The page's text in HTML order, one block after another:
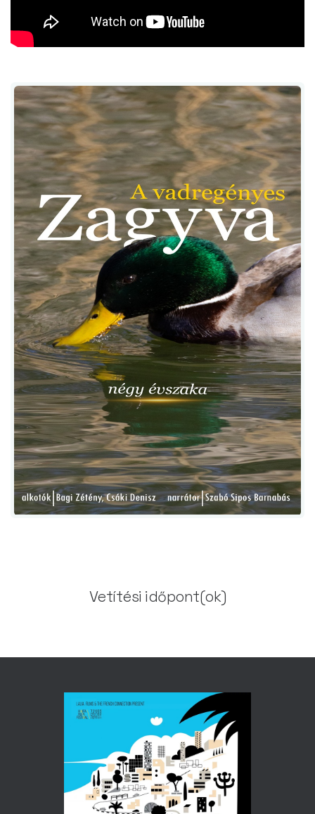
Vetítési időpont(ok)